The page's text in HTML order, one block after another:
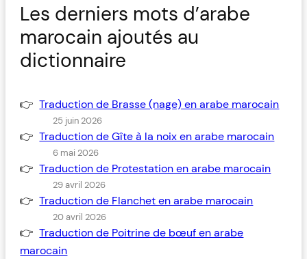
Les derniers mots d’arabe
marocain ajoutés au
dictionnaire
Traduction de Brasse (nage) en arabe marocain
25 juin 2026
Traduction de Gîte à la noix en arabe marocain
6 mai 2026
Traduction de Protestation en arabe marocain
29 avril 2026
Traduction de Flanchet en arabe marocain
20 avril 2026
Traduction de Poitrine de bœuf en arabe
marocain